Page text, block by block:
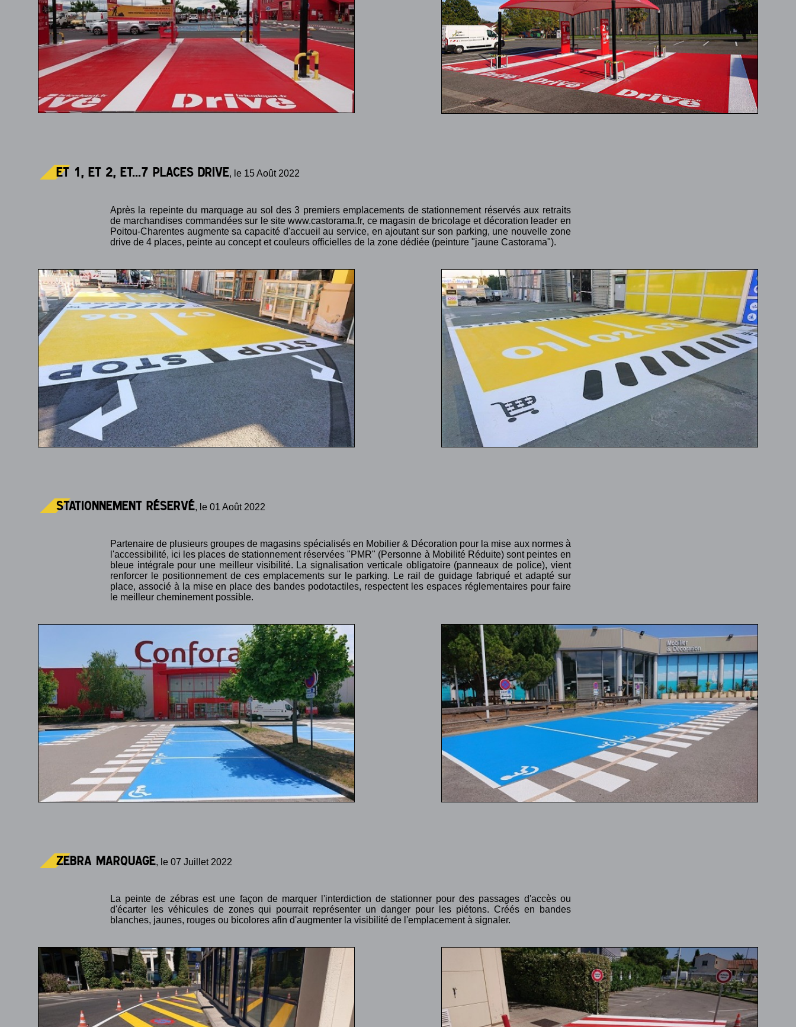
Et 1, et 2, et...7 places drive, le 15 Août 2022
Après la repeinte du marquage au sol des 3 premiers emplacements de stationnement réservés aux retraits
de marchandises commandées sur le site www.castorama.fr, ce magasin de bricolage et décoration leader en
Poitou-Charentes augmente sa capacité d'accueil au service, en ajoutant sur son parking, une nouvelle zone
drive de 4 places, peinte au concept et couleurs officielles de la zone dédiée (peinture "jaune Castorama").
stationnement réservé, le 01 Août 2022
Partenaire de plusieurs groupes de magasins spécialisés en Mobilier & Décoration pour la mise aux normes à
l'accessibilité, ici les places de stationnement réservées "PMR" (Personne à Mobilité Réduite) sont peintes en
bleue intégrale pour une meilleur visibilité. La signalisation verticale obligatoire (panneaux de police), vient
renforcer le positionnement de ces emplacements sur le parking. Le rail de guidage fabriqué et adapté sur
place, associé à la mise en place des bandes podotactiles, respectent les espaces réglementaires pour faire
le meilleur cheminement possible.
ZEBRA MARQUAGE, le 07 Juillet 2022
La peinte de zébras est une façon de marquer l'interdiction de stationner pour des passages d'accès ou
d'écarter les véhicules de zones qui pourrait représenter un danger pour les piétons. Créés en bandes
blanches, jaunes, rouges ou bicolores afin d'augmenter la visibilité de l'emplacement à signaler.